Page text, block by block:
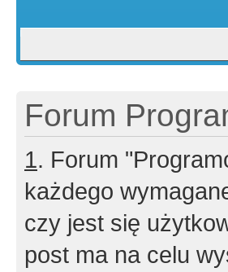
Forum
1. Forum
każdego
czy jest się
post ma na celu